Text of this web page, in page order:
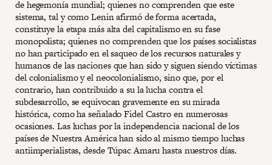
de hegemonía mundial; quienes no comprenden que este
sistema, tal y como Lenin afirmó de forma acertada,
constituye la etapa más alta del capitalismo en su fase
monopolista; quienes no comprenden que los países socialistas
no han participado en el saqueo de los recursos naturales y
humanos de las naciones que han sido y siguen siendo víctimas
del colonialismo y el neocolonialismo, sino que, por el
contrario, han contribuido a su la lucha contra el
subdesarrollo, se equivocan gravemente en su mirada
histórica, como ha señalado Fidel Castro en numerosas
ocasiones. Las luchas por la independencia nacional de los
países de Nuestra América han sido al mismo tiempo luchas
antiimperialistas, desde Túpac Amaru hasta nuestros días.